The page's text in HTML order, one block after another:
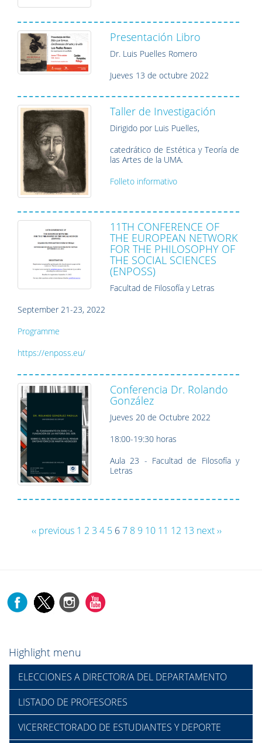
Presentación Libro
Dr. Luis Puelles Romero
Jueves 13 de octubre 2022
Taller de Investigación
Dirigido por Luis Puelles,
catedrático de Estética y Teoría de
las Artes de la UMA.
Folleto informativo
11TH CONFERENCE OF
THE EUROPEAN NETWORK
FOR THE PHILOSOPHY OF
THE SOCIAL SCIENCES
(ENPOSS)
Facultad de Filosofía y Letras
September 21-23, 2022
Programme
https://enposs.eu/
Conferencia Dr. Rolando
González
Jueves 20 de Octubre 2022
18:00-19:30 horas
Aula 23 - Facultad de Filosofía y
Letras
‹‹ previous 1 2 3 4 5 6 7 8 9 10 11 12 13 next ››
Highlight menu
ELECCIONES A DIRECTOR/A DEL DEPARTAMENTO
LISTADO DE PROFESORES
VICERRECTORADO DE ESTUDIANTES Y DEPORTE